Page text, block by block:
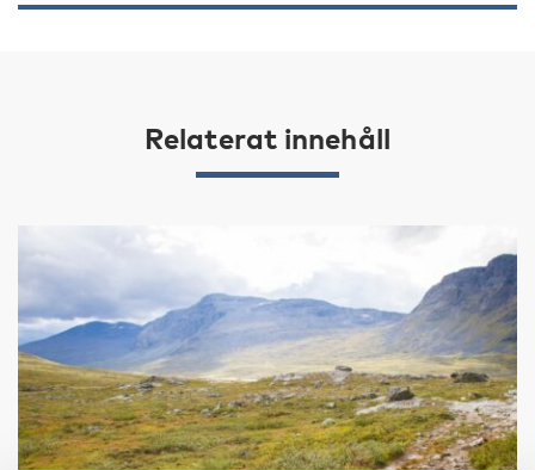
Relaterat innehåll